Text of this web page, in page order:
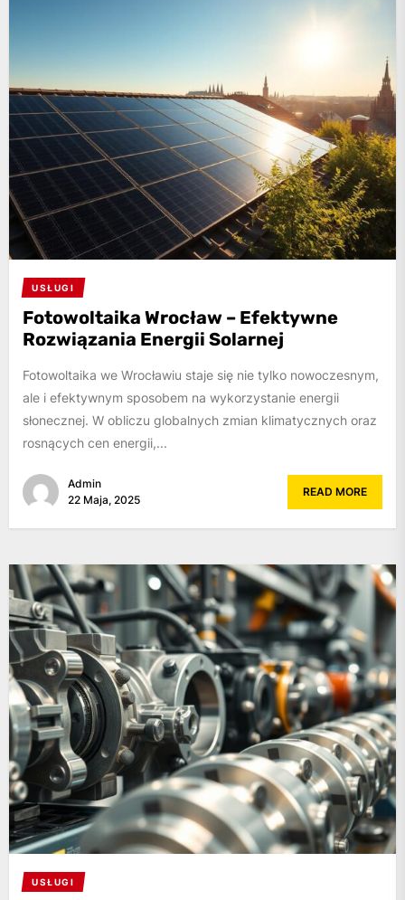
USŁUGI
Fotowoltaika Wrocław – Efektywne
Rozwiązania Energii Solarnej
Fotowoltaika we Wrocławiu staje się nie tylko nowoczesnym,
ale i efektywnym sposobem na wykorzystanie energii
słonecznej. W obliczu globalnych zmian klimatycznych oraz
rosnących cen energii,...
Admin
22 Maja, 2025
READ MORE
USŁUGI